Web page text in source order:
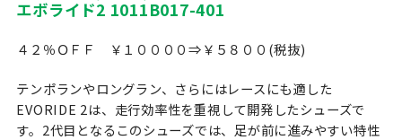
エボライド2 1011B017-401
４２％ＯＦＦ ￥１００００⇒￥５８００(税抜)
テンポランやロングラン、さらにはレースにも適した
EVORIDE 2は、走行効率性を重視して開発したシューズで
す。2代目となるこのシューズでは、足が前に進みやすい特性